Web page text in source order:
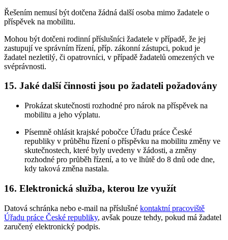
Řešením nemusí být dotčena žádná další osoba mimo žadatele o
příspěvek na mobilitu.
Mohou být dotčeni rodinní příslušníci žadatele v případě, že jej
zastupují ve správním řízení, příp. zákonní zástupci, pokud je
žadatel nezletilý, či opatrovníci, v případě žadatelů omezených ve
svéprávnosti.
15. Jaké další činnosti jsou po žadateli požadovány
Prokázat skutečnosti rozhodné pro nárok na příspěvek na
mobilitu a jeho výplatu.
Písemně ohlásit krajské pobočce Úřadu práce České
republiky v průběhu řízení o příspěvku na mobilitu změny ve
skutečnostech, které byly uvedeny v žádosti, a změny
rozhodné pro průběh řízení, a to ve lhůtě do 8 dnů ode dne,
kdy taková změna nastala.
16. Elektronická služba, kterou lze využít
Datová schránka nebo e-mail na příslušné kontaktní pracoviště
Úřadu práce České republiky, avšak pouze tehdy, pokud má žadatel
zaručený elektronický podpis.